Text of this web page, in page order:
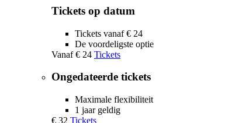
Tickets op datum
Tickets vanaf € 24
De voordeligste optie
Vanaf € 24 Tickets
Ongedateerde tickets
Maximale flexibiliteit
1 jaar geldig
€ 32 Tickets